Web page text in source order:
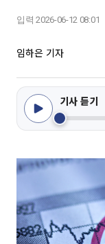
입력 2026-06-12 08:01
임하은 기자
기사 듣기